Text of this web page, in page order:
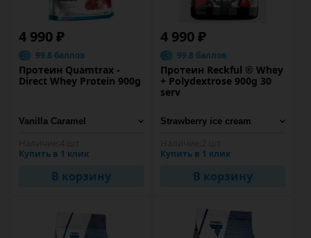
4 990 ₽
99.8 баллов
Протеин Quamtrax -
Direct Whey Protein 900g
Купить в 1 клик
В корзину
4 990 ₽
99.8 баллов
Протеин Reckful ® Whey
+ Polydextrose 900g 30
serv
Купить в 1 клик
В корзину